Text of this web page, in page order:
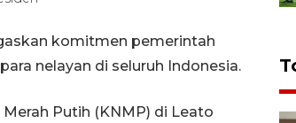
komitmen pemerintah
nelayan di seluruh Indonesia.
Putih (KNMP) di Leato